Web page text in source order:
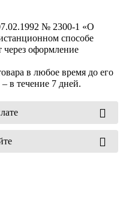
№ 2300-1 «О
способе
через оформление
в любое время до его
– в течение 7 дней.